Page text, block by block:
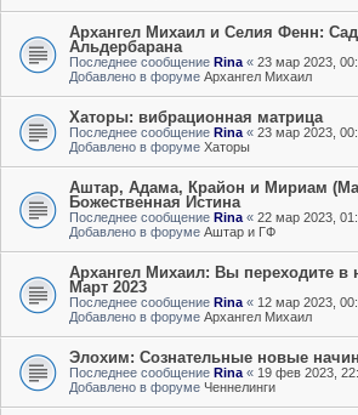
Архангел Михаил и Селия Фенн:
Альдербарана
Последнее сообщение Rina « 23 мар 2023,
Добавлено в форуме Архангел Михаил
Хаторы: вибрационная матрица
Последнее сообщение Rina « 23 мар 2023,
Добавлено в форуме Хаторы
Аштар, Адама, Крайон и Мириам
Божественная Истина
Последнее сообщение Rina « 22 мар 2023,
Добавлено в форуме Аштар и ГФ
Архангел Михаил: Вы переходите в
Март 2023
Последнее сообщение Rina « 12 мар 2023,
Добавлено в форуме Архангел Михаил
Элохим: Сознательные новые
Последнее сообщение Rina « 19 фев 2023,
Добавлено в форуме Ченнелинги